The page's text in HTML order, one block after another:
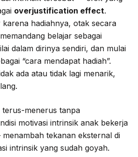
overjustification effect.
karena hadiahnya, otak secara
belajar sebagai
dalam dirinya sendiri, dan mulai
“cara mendapat hadiah”.
ada atau tidak lagi menarik,
terus-menerus tanpa
motivasi intrinsik anak bekerja
tekanan eksternal di
intrinsik yang sudah goyah.